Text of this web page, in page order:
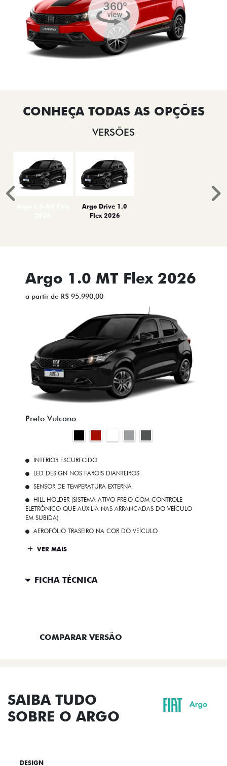
VERSÕES
Argo Drive 1.0
Flex 2026
Anterior
Argo 1.0 MT Flex 2026
a partir de R$ 95.990,00
Preto Vulcano
INTERIOR ESCURECIDO
LED DESIGN NOS FARÓIS DIANTEIROS
SENSOR DE TEMPERATURA EXTERNA
HILL HOLDER (SISTEMA ATIVO FREIO COM CONTROLE
ELETRÔNICO QUE AUXILIA NAS ARRANCADAS DO VEÍCULO
EM SUBIDA)
AEROFÓLIO TRASEIRO NA COR DO VEÍCULO
VER MAIS
FICHA TÉCNICA
COMPARAR VERSÃO
SAIBA TUDO
SOBRE O ARGO
DESIGN